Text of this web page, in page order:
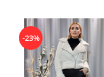
-23%